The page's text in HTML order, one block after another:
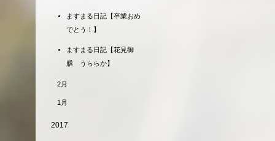
ますまる日記【卒業おめ
でとう！】
ますまる日記【花見御
膳 うららか】
2月
1月
2017